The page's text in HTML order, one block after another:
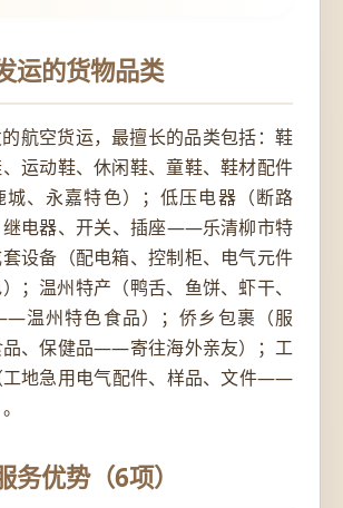
运的货物品类
航空货运，最擅长的品类包括：鞋
运动鞋、休闲鞋、童鞋、鞋材配件
、永嘉特色）；低压电器（断路
继电器、开关、插座——乐清柳市特
设备（配电箱、控制柜、电气元件
温州特产（鸭舌、鱼饼、虾干、
温州特色食品）；侨乡包裹（服
品、保健品——寄往海外亲友）；工
工地急用电气配件、样品、文件——
务优势（6项）